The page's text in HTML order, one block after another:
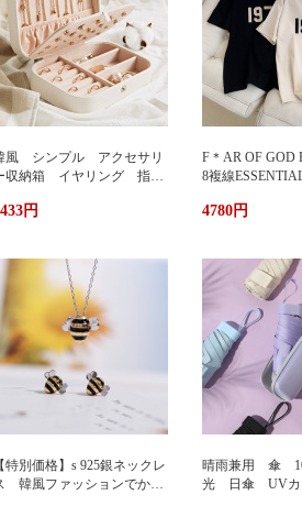
風 シンプル アクセサリ
収納箱 イヤリング 指
クス ジュエリーケース ジ
い 小物入れ イアリン
グ ピアス 首飾り アクセ
サリー ケース
円
F＊AR OF GOD
8複線
ツカップル半袖
4780円
【特別価格】s 925銀ネックレ
韓風ファッションでかわ
晴雨兼用 傘
光 日傘 UVカ